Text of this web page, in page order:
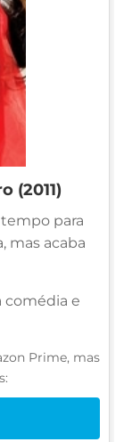
(2011)
para
mas acaba
comédia e
Prime, mas